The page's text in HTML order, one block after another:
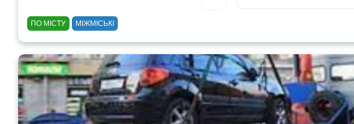
ПО МІСТУ МІЖМІСЬКІ